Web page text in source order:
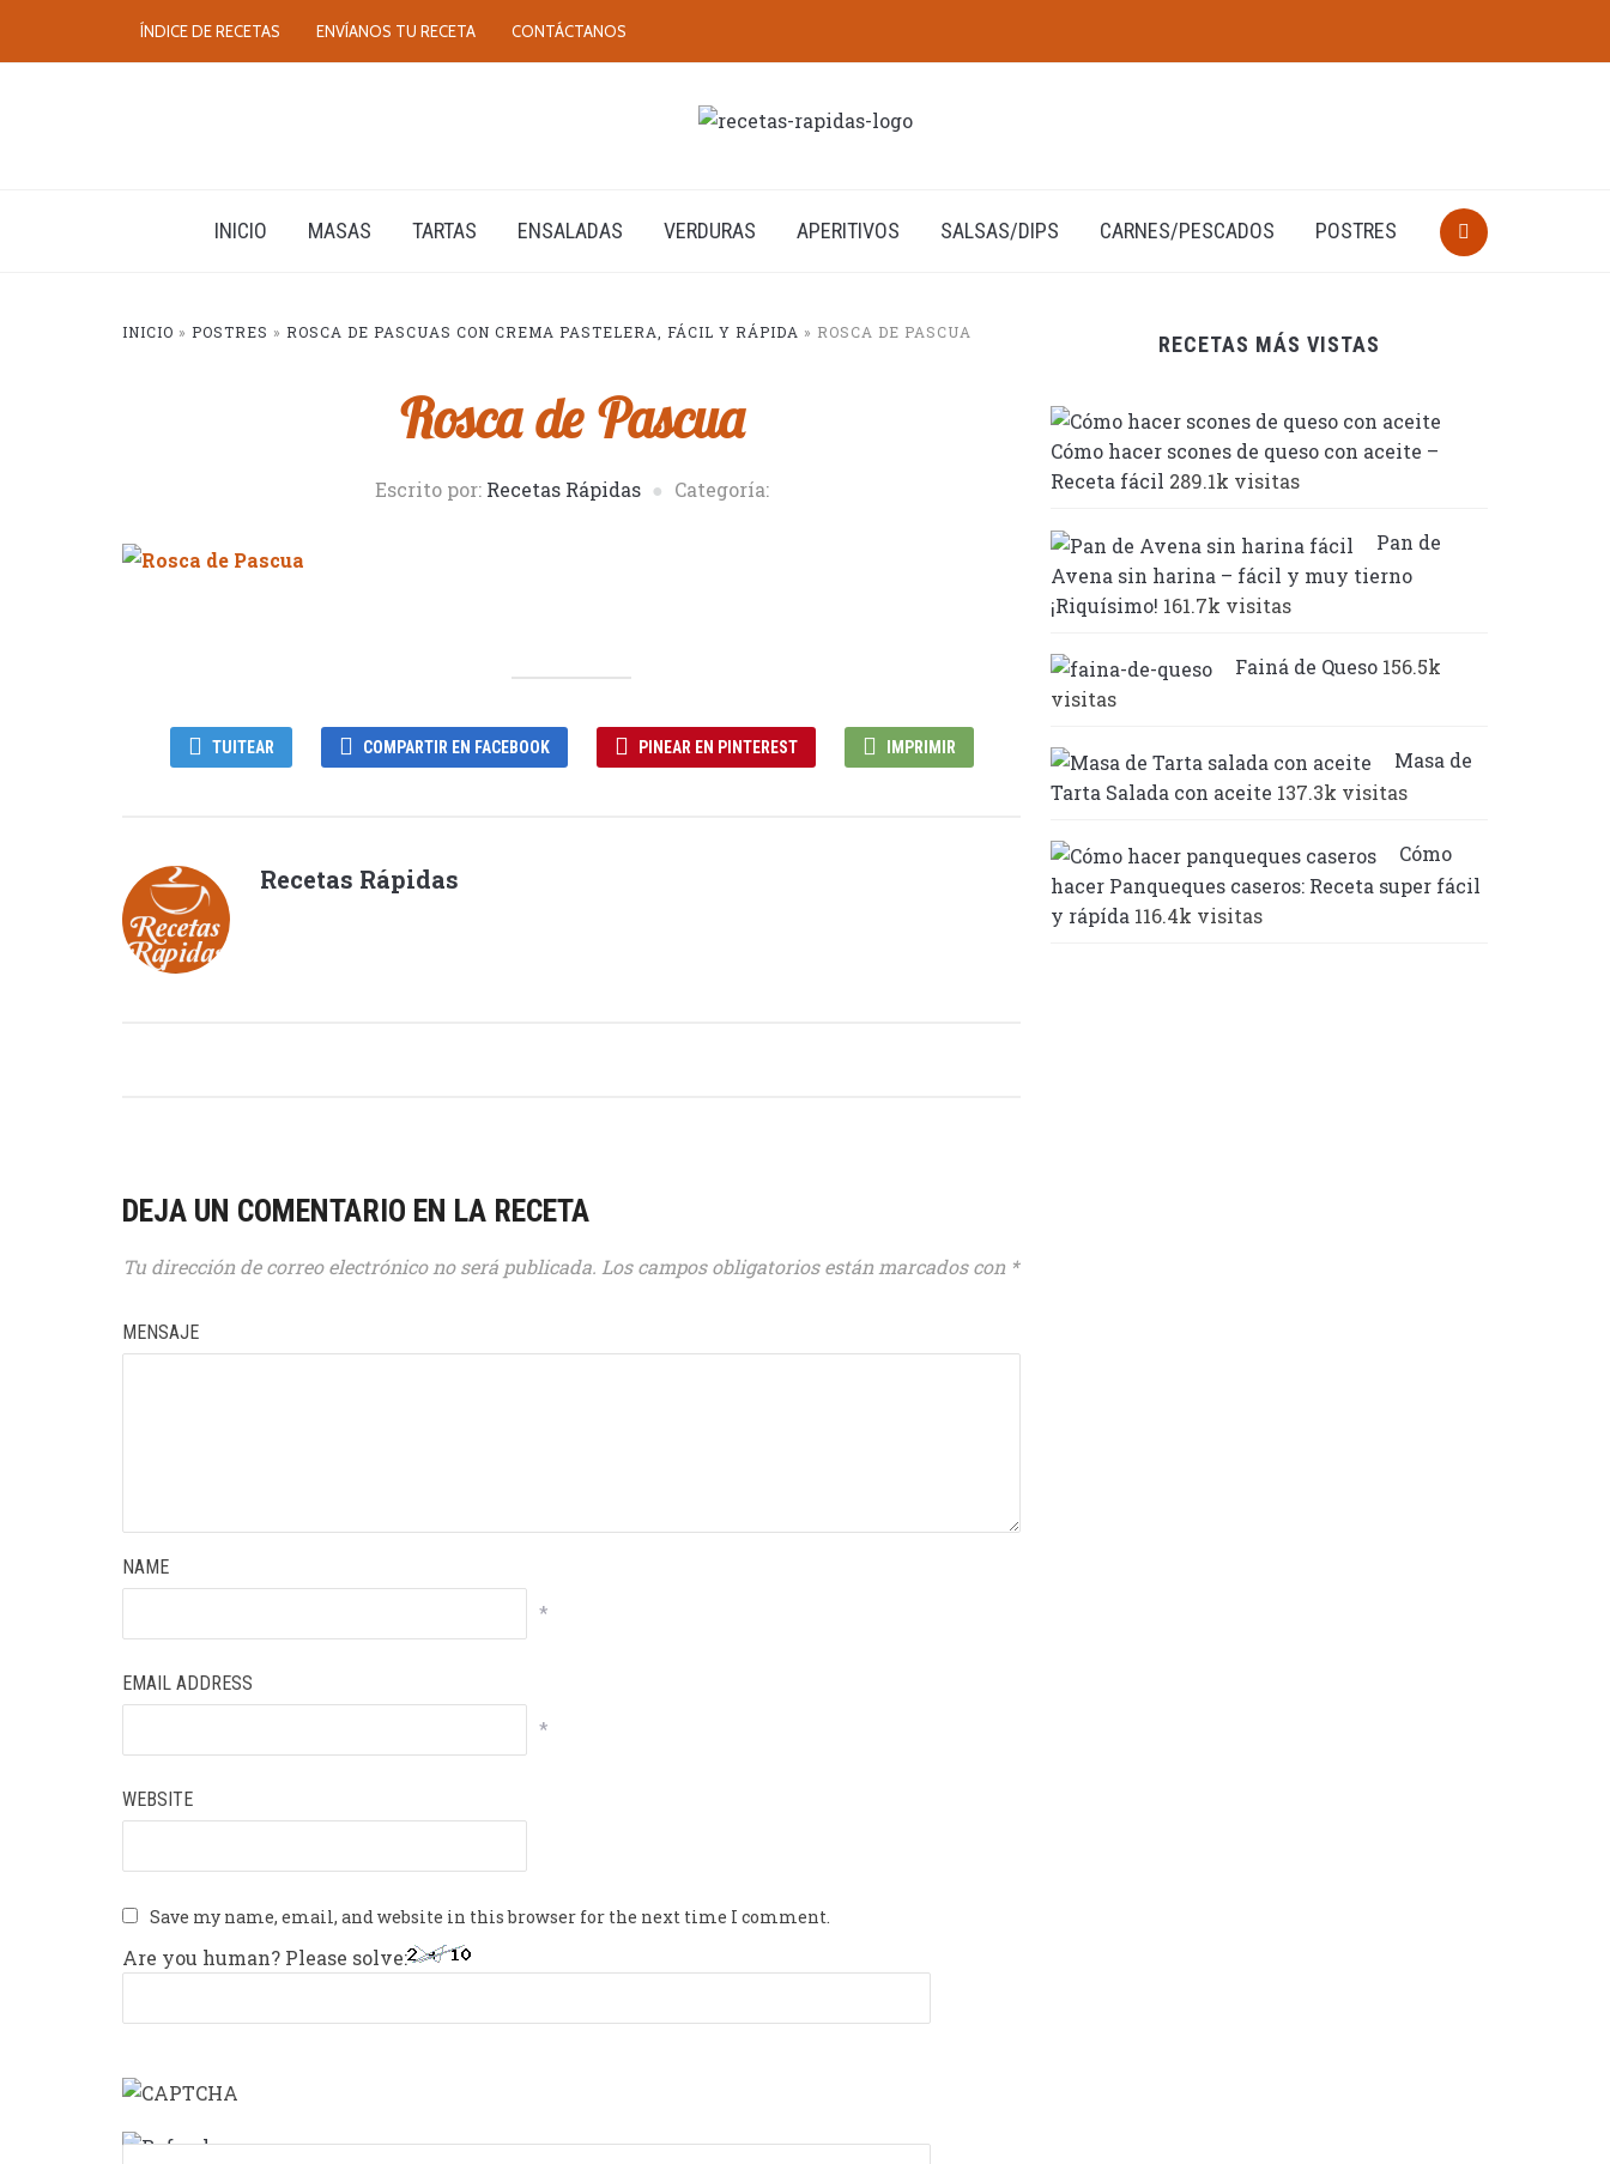
ÍNDICE DE RECETAS ENVÍANOS TU RECETA CONTÁCTANOS
INICIO MASAS TARTAS ENSALADAS VERDURAS APERITIVOS SALSAS/DIPS CARNES/PESCADOS POSTRES
INICIO » POSTRES » ROSCA DE PASCUAS CON CREMA PASTELERA, FÁCIL Y RÁPIDA » ROSCA DE PASCUA
Rosca de Pascua
Escrito por: Recetas Rápidas Categoría:
TUITEAR COMPARTIR EN FACEBOOK PINEAR EN PINTEREST IMPRIMIR
Recetas Rápidas
DEJA UN COMENTARIO EN LA RECETA
Tu dirección de correo electrónico no será publicada. Los campos obligatorios están marcados con *
MENSAJE
NAME
*
EMAIL ADDRESS
*
WEBSITE
Save my name, email, and website in this browser for the next time I comment.
Are you human? Please solve:
RECETAS MÁS VISTAS
Cómo hacer scones de queso con aceite –
Receta fácil 289.1k visitas
Pan de
Avena sin harina – fácil y muy tierno
¡Riquísimo! 161.7k visitas
Fainá de Queso 156.5k
visitas
Masa de
Tarta Salada con aceite 137.3k visitas
Cómo
hacer Panqueques caseros: Receta super fácil
y rápída 116.4k visitas